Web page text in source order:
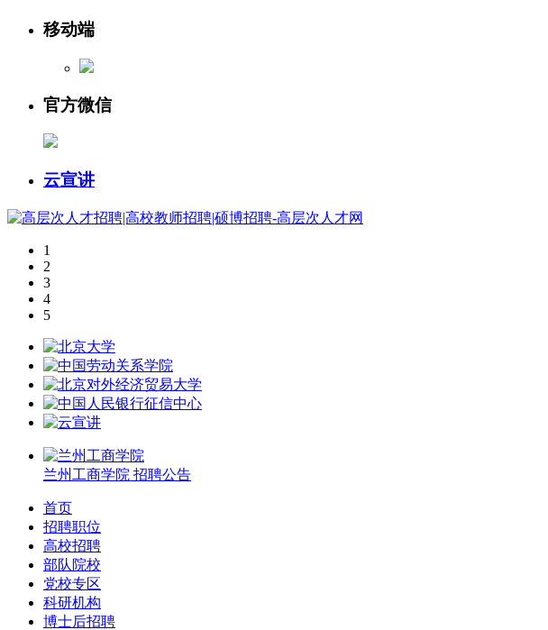
移动端
官方微信
云宣讲
1
2
3
4
5
兰州工商学院 招聘公告
首页
招聘职位
高校招聘
部队院校
党校专区
科研机构
博士后招聘